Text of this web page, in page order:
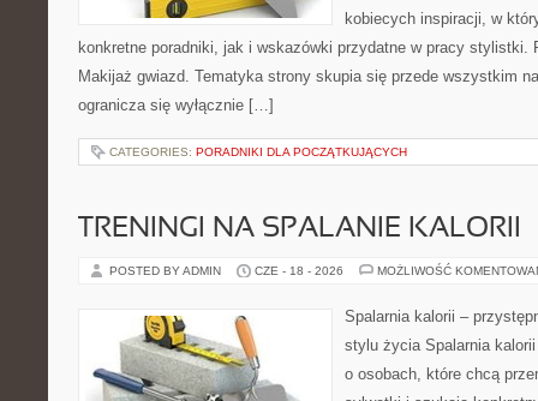
kobiecych inspiracji, w
konkretne poradniki, jak i wskazówki przydatne w pracy stylistki.
Makijaż gwiazd. Tematyka strony skupia się przede wszystkim
ogranicza się wyłącznie […]
CATEGORIES: PORADNIKI DLA POCZĄTKUJĄCYCH
TRENINGI NA SPALANIE KALORII
POSTED BY ADMIN CZE - 18 - 2026 MOŻLIWOŚĆ
Spalarnia kalorii –
stylu życia Spalarnia
o osobach, które chcą